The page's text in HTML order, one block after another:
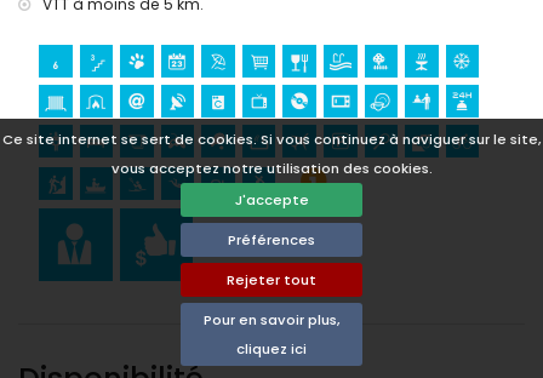
Ce site internet se sert de cookies. Si vous continuez à naviguer sur le site,
vous acceptez notre utilisation des cookies.
J'accepte
Préférences
Rejeter tout
Pour en savoir plus,
cliquez ici